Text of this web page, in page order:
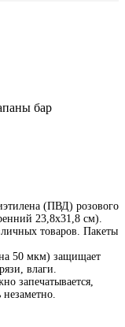
бар
(ПВД) розового
23,8x31,8 см).
товаров. Пакеты
50 мкм) защищает
влаги.
запечатывается,
незаметно.